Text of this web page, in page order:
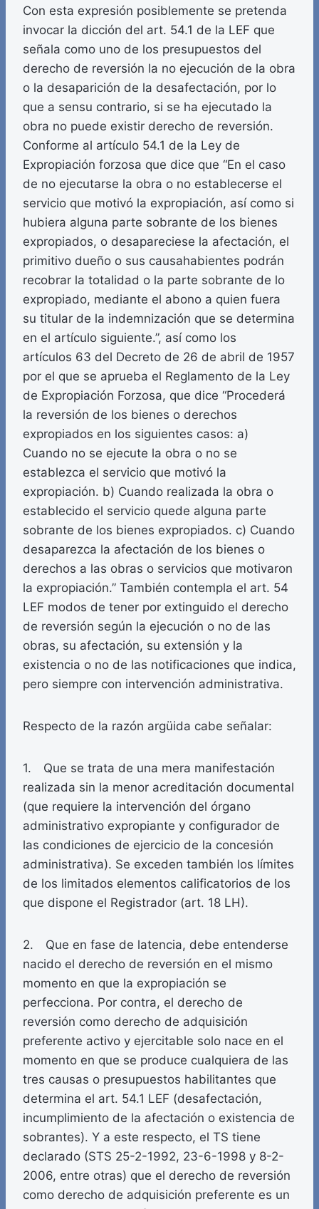
Con esta expresión posiblemente se pretenda
invocar la dicción del art. 54.1 de la LEF que
señala como uno de los presupuestos del
derecho de reversión la no ejecución de la obra
o la desaparición de la desafectación, por lo
que a sensu contrario, si se ha ejecutado la
obra no puede existir derecho de reversión.
Conforme al artículo 54.1 de la Ley de
Expropiación forzosa que dice que “En el caso
de no ejecutarse la obra o no establecerse el
servicio que motivó la expropiación, así como si
hubiera alguna parte sobrante de los bienes
expropiados, o desapareciese la afectación, el
primitivo dueño o sus causahabientes podrán
recobrar la totalidad o la parte sobrante de lo
expropiado, mediante el abono a quien fuera
su titular de la indemnización que se determina
en el artículo siguiente.”, así como los
artículos 63 del Decreto de 26 de abril de 1957
por el que se aprueba el Reglamento de la Ley
de Expropiación Forzosa, que dice “Procederá
la reversión de los bienes o derechos
expropiados en los siguientes casos: a)
Cuando no se ejecute la obra o no se
establezca el servicio que motivó la
expropiación. b) Cuando realizada la obra o
establecido el servicio quede alguna parte
sobrante de los bienes expropiados. c) Cuando
desaparezca la afectación de los bienes o
derechos a las obras o servicios que motivaron
la expropiación.” También contempla el art. 54
LEF modos de tener por extinguido el derecho
de reversión según la ejecución o no de las
obras, su afectación, su extensión y la
existencia o no de las notificaciones que indica,
pero siempre con intervención administrativa.
Respecto de la razón argüida cabe señalar:
1. Que se trata de una mera manifestación
realizada sin la menor acreditación documental
(que requiere la intervención del órgano
administrativo expropiante y configurador de
las condiciones de ejercicio de la concesión
administrativa). Se exceden también los límites
de los limitados elementos calificatorios de los
que dispone el Registrador (art. 18 LH).
2. Que en fase de latencia, debe entenderse
nacido el derecho de reversión en el mismo
momento en que la expropiación se
perfecciona. Por contra, el derecho de
reversión como derecho de adquisición
preferente activo y ejercitable solo nace en el
momento en que se produce cualquiera de las
tres causas o presupuestos habilitantes que
determina el art. 54.1 LEF (desafectación,
incumplimiento de la afectación o existencia de
sobrantes). Y a este respecto, el TS tiene
declarado (STS 25-2-1992, 23-6-1998 y 8-2-
2006, entre otras) que el derecho de reversión
como derecho de adquisición preferente es un